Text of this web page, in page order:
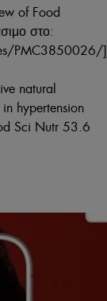
of Food
στο:
PMC3850026/]
natural
hypertension
Sci Nutr 53.6